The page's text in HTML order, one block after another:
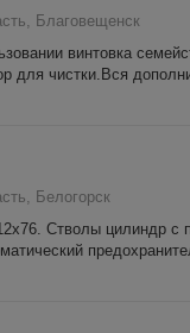
Благовещенск
винтовка
для чистки.Вся
Белогорск
Стволы цилиндр